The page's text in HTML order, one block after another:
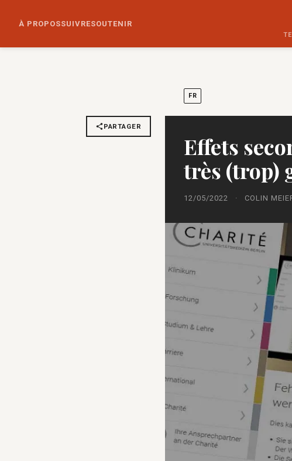
À PROPOSSUIVRESOUTENIR
FR
PARTAGER
Effets
très (trop)
12/05/2022 · COLIN